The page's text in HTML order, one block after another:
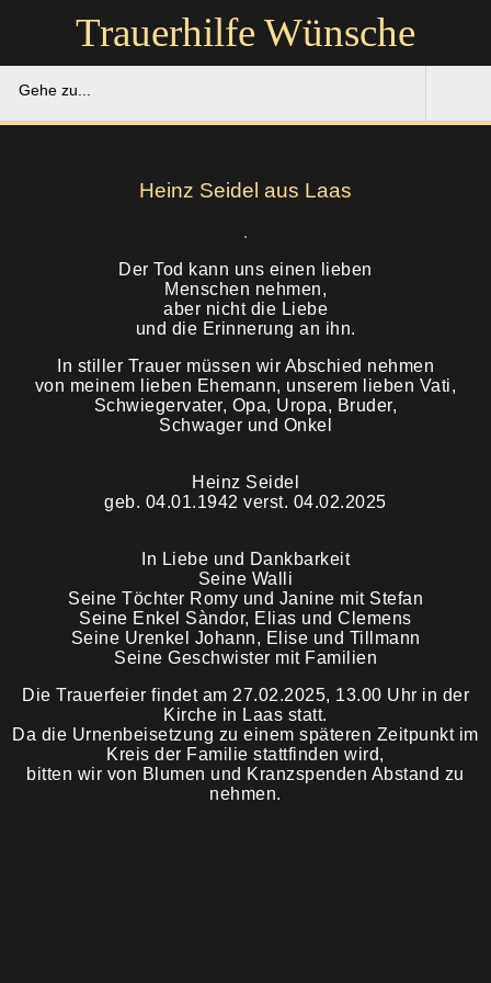
Gehe zu...
Bestattung
Über uns
Trauerhilfe Wünsche
Heinz Seidel aus Laas
Der Tod kann uns einen lieben
Menschen nehmen,
aber nicht die Liebe
und die Erinnerung an ihn.
In stiller Trauer müssen wir Abschied nehmen
von meinem lieben Ehemann, unserem lieben Vati,
Schwiegervater, Opa, Uropa, Bruder,
Schwager und Onkel
Heinz Seidel
geb. 04.01.1942 verst. 04.02.2025
In Liebe und Dankbarkeit
Seine Walli
Seine Töchter Romy und Janine mit Stefan
Seine Enkel Sàndor, Elias und Clemens
Seine Urenkel Johann, Elise und Tillmann
Seine Geschwister mit Familien
Die Trauerfeier findet am 27.02.2025, 13.00 Uhr in der
Kirche in Laas statt.
Da die Urnenbeisetzung zu einem späteren Zeitpunkt im
Kreis der Familie stattfinden wird,
bitten wir von Blumen und Kranzspenden Abstand zu
nehmen.